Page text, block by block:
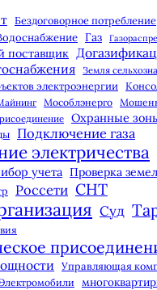
Бездоговорное потребление
Газ
поставщик
Земля
электроэнергии
Мособлэнерго
Охранные
Подключение газа
электричества
учета Проверка
Россети СНТ
Суд
Управляющая